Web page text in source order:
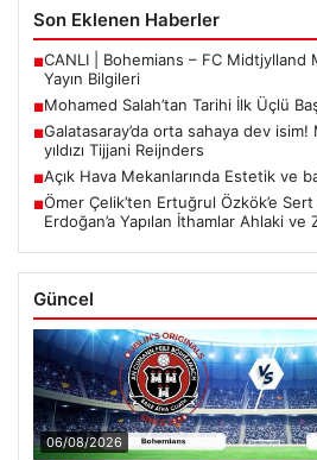
Son Eklenen Haberler
■CANLI | Bohemians – FC Midtjylland
Yayın Bilgileri
■Mohamed Salah’tan Tarihi İlk Üçlü
■Galatasaray’da orta sahaya dev isim!
yıldızı Tijjani Reijnders
■Açık Hava Mekanlarında Estetik ve
■Ömer Çelik’ten Ertuğrul Özkök’e
Erdoğan’a Yapılan İthamlar Ahlaki
Güncel
06/08/2026